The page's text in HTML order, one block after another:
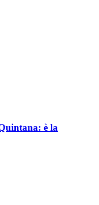
è la